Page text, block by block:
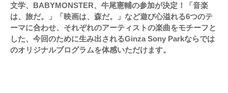
文学、BABYMONSTER、牛尾憲輔の参加が決定！「音楽
は、旅だ。」「映画は、森だ。」など遊び心溢れる6つのテ
ーマに合わせ、それぞれのアーティストの楽曲をモチーフと
した、今回のために生み出されるGinza Sony Parkならでは
のオリジナルプログラムを体感いただけます。